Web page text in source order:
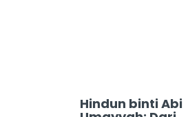
Hindun binti Abi